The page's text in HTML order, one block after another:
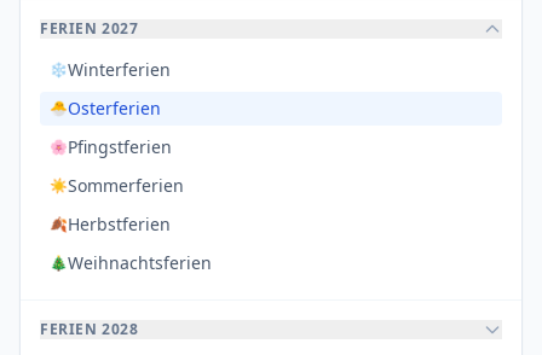
FERIEN 2027
❄️Winterferien
🐣Osterferien
🌸Pfingstferien
☀️Sommerferien
🍂Herbstferien
🎄Weihnachtsferien
FERIEN 2028